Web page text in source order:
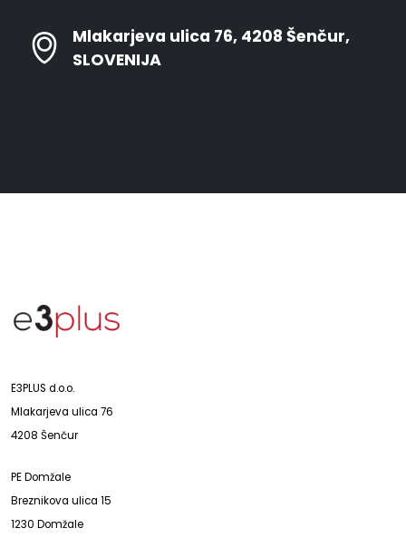
Mlakarjeva ulica 76, 4208 Šenčur,
SLOVENIJA
E3PLUS d.o.o.
Mlakarjeva ulica 76
4208 Šenčur
PE Domžale
Breznikova ulica 15
1230 Domžale